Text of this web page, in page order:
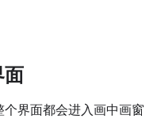
面
界面都会进入画中画窗